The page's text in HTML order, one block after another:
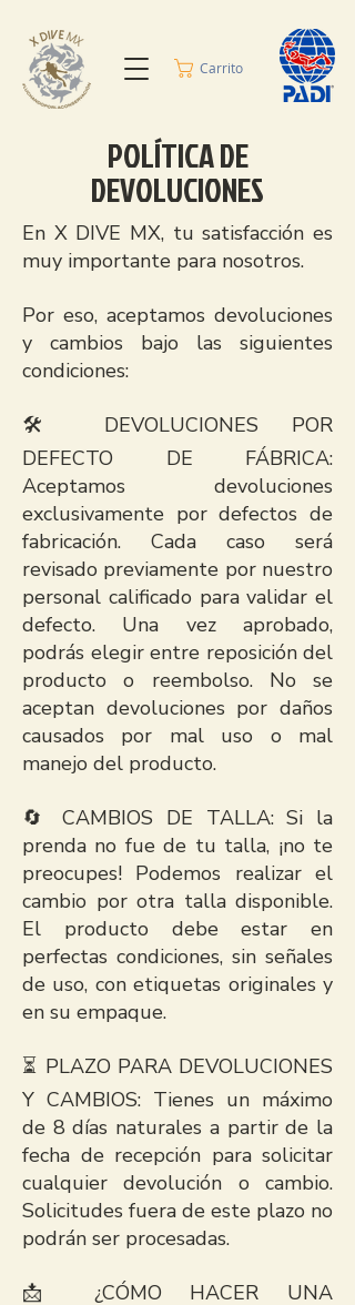
Carrito
POLÍTICA DE
DEVOLUCIONES
En X DIVE MX, tu satisfacción es
muy importante para nosotros.
Por eso, aceptamos devoluciones
y cambios bajo las siguientes
condiciones:
🛠️ DEVOLUCIONES POR
DEFECTO DE FÁBRICA:
Aceptamos devoluciones
exclusivamente por defectos de
fabricación. Cada caso será
revisado previamente por nuestro
personal calificado para validar el
defecto. Una vez aprobado,
podrás elegir entre reposición del
producto o reembolso. No se
aceptan devoluciones por daños
causados por mal uso o mal
manejo del producto.
🔄 CAMBIOS DE TALLA: Si la
prenda no fue de tu talla, ¡no te
preocupes! Podemos realizar el
cambio por otra talla disponible.
El producto debe estar en
perfectas condiciones, sin señales
de uso, con etiquetas originales y
en su empaque.
⏳ PLAZO PARA DEVOLUCIONES
Y CAMBIOS: Tienes un máximo
de 8 días naturales a partir de la
fecha de recepción para solicitar
cualquier devolución o cambio.
Solicitudes fuera de este plazo no
podrán ser procesadas.
📩 ¿CÓMO HACER UNA